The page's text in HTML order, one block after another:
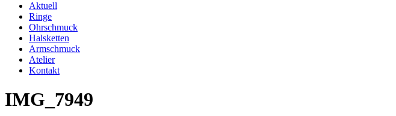
Aktuell
Ringe
Ohrschmuck
Halsketten
Armschmuck
Atelier
Kontakt
IMG_7949